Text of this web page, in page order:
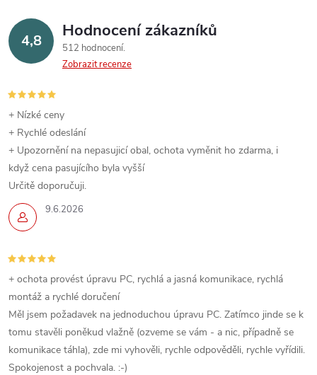
4,8 Hodnocení zákazníků
512 hodnocení
Zobrazit recenze
9.6.2026
+ Nízké ceny
+ Rychlé odeslání
+ Upozornění na nepasujicí obal, ochota vyměnit ho zdarma, i
když cena pasujícího byla vyšší
Určitě doporučuji.
+ ochota provést úpravu PC, rychlá a jasná komunikace, rychlá
montáž a rychlé doručení
Měl jsem požadavek na jednoduchou úpravu PC. Zatímco jinde se k
tomu stavěli poněkud vlažně (ozveme se vám - a nic, případně se
komunikace táhla), zde mi vyhověli, rychle odpověděli, rychle vyřídili.
Spokojenost a pochvala. :-)